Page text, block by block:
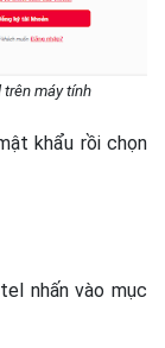
máy tính
khẩu rồi chọn
nhấn vào mục